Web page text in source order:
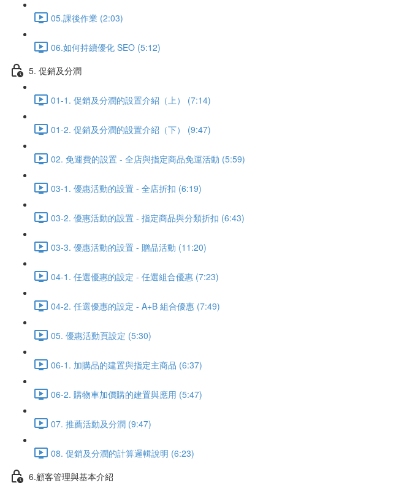
05.課後作業 (2:03)
06.如何持續優化 SEO (5:12)
5. 促銷及分潤
01-1. 促銷及分潤的設置介紹（上） (7:14)
01-2. 促銷及分潤的設置介紹（下） (9:47)
02. 免運費的設置 - 全店與指定商品免運活動 (5:59)
03-1. 優惠活動的設置 - 全店折扣 (6:19)
03-2. 優惠活動的設置 - 指定商品與分類折扣 (6:43)
03-3. 優惠活動的設置 - 贈品活動 (11:20)
04-1. 任選優惠的設定 - 任選組合優惠 (7:23)
04-2. 任選優惠的設定 - A+B 組合優惠 (7:49)
05. 優惠活動頁設定 (5:30)
06-1. 加購品的建置與指定主商品 (6:37)
06-2. 購物車加價購的建置與應用 (5:47)
07. 推薦活動及分潤 (9:47)
08. 促銷及分潤的計算邏輯說明 (6:23)
6.顧客管理與基本介紹